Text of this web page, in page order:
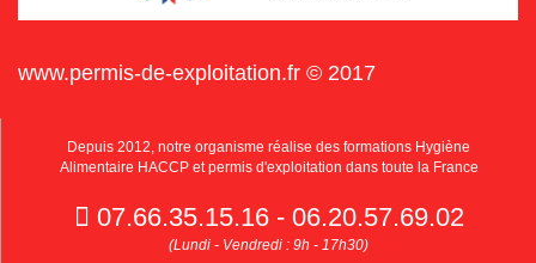
www.permis-de-exploitation.fr © 2017
Depuis 2012, notre organisme réalise des formations Hygiène
Alimentaire HACCP et permis d'exploitation dans toute la France
07.66.35.15.16 - 06.20.57.69.02
(Lundi - Vendredi : 9h - 17h30)